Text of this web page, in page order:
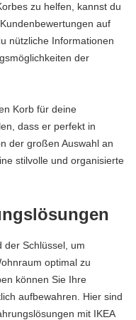
zu helfen, kannst du
auf
nützliche Informationen
der
Korb für deine
dass er perfekt in
der großen Auswahl an
stilvolle und organisierte
der Schlüssel, um
optimal zu
können Sie Ihre
aufbewahren. Hier sind
mit IKEA